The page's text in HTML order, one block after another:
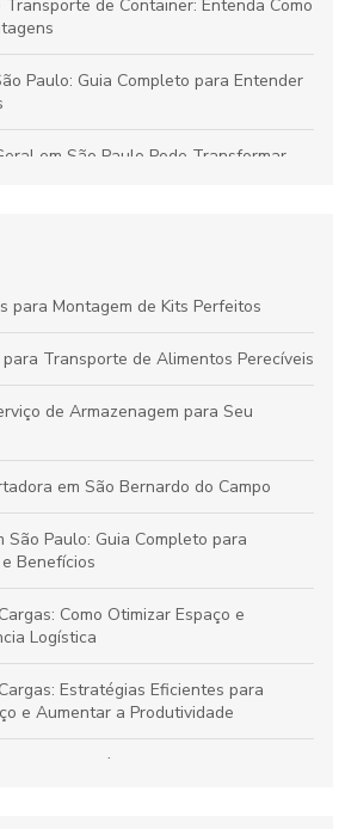
de Container: Entenda Como
Paulo: Guia Completo para Entender
em São Paulo Pode Transformar
Deve Conhecer
de Kits é Essencial para
dos Seus Produtos
de Carga Dedicada para Otimizar
para Montagem de Kits Perfeitos
para Transporte de Alimentos Perecíveis
de Armazenagem para Seu
em São Bernardo do Campo
São Paulo: Guia Completo para
Benefícios
Como Otimizar Espaço e
Logística
Estratégias Eficientes para
e Aumentar a Produtividade
estratégias eficientes para